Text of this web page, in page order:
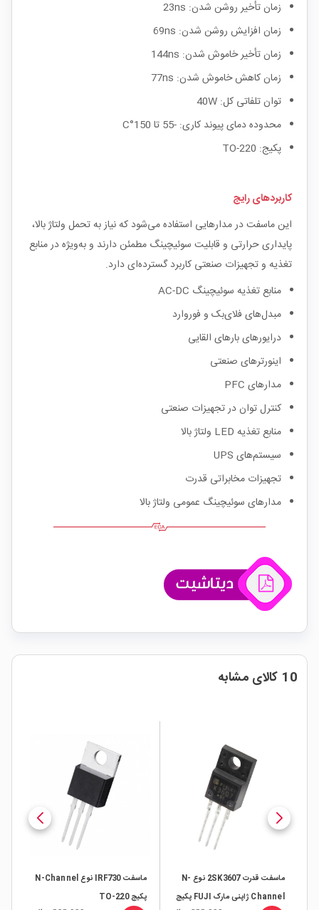
زمان تأخیر روشن شدن: 23ns
زمان افزایش روشن شدن: 69ns
زمان تأخیر خاموش شدن: 144ns
زمان کاهش خاموش شدن: 77ns
توان تلفاتی کل: 40W
محدوده دمای پیوند کاری: -55 تا 150°C
پکیج: TO-220
کاربردهای رایج
این ماسفت در مدارهایی استفاده می‌شود که نیاز به تحمل ولتاژ بالا،
پایداری حرارتی و قابلیت سوئیچینگ مطمئن دارند و به‌ویژه در منابع
تغذیه و تجهیزات صنعتی کاربرد گسترده‌ای دارد.
منابع تغذیه سوئیچینگ AC-DC
مبدل‌های فلای‌بک و فوروارد
درایورهای بارهای القایی
اینورترهای صنعتی
مدارهای PFC
کنترل توان در تجهیزات صنعتی
منابع تغذیه LED ولتاژ بالا
سیستم‌های UPS
تجهیزات مخابراتی قدرت
مدارهای سوئیچینگ عمومی ولتاژ بالا
10 کالای مشابه
ماسفت قدرت 2SK3607 نوع N-
Channel ژاپنی مارک FUJI پکیج
ماسفت IRF730 نوع N-Channel
پکیج TO-220